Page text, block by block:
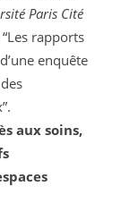
Paris Cité
“Les rapports
enquête
aux soins,